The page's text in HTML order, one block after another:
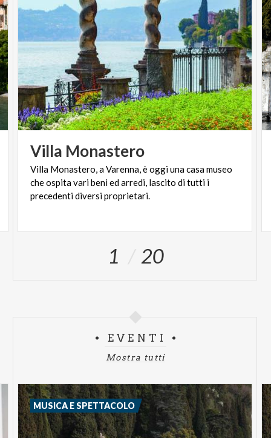
Villa Monastero
Villa Monastero, a Varenna, è oggi una casa museo
che ospita vari beni ed arredi, lascito di tutti i
precedenti diversi proprietari.
1 20
EVENTI
Mostra tutti
MUSICA E SPETTACOLO